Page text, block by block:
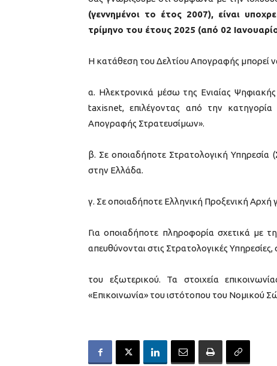
(γεννημένοι το έτος 2007), είναι
τρίμηνο του έτους 2025 (από 02
Η κατάθεση του Δελτίου Απογραφής μπορεί
α. Ηλεκτρονικά μέσω της Ενιαίας
taxisnet, επιλέγοντας από την
Απογραφής Στρατευσίμων».
β. Σε οποιαδήποτε Στρατολογική Υπηρεσία
στην Ελλάδα.
γ. Σε οποιαδήποτε Ελληνική Προξενική Αρχή
Για οποιαδήποτε πληροφορία σχετικά με
απευθύνονται στις Στρατολογικές
του εξωτερικού. Τα στοιχεία
«Επικοινωνία» του ιστότοπου του Νομικού